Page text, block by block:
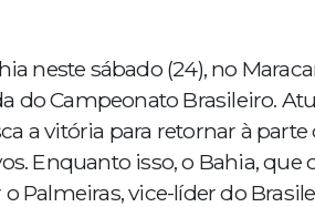
neste sábado (24), no
do Campeonato Brasileiro.
a vitória para retornar à
Enquanto isso, o Bahia, que
Palmeiras, vice-líder do